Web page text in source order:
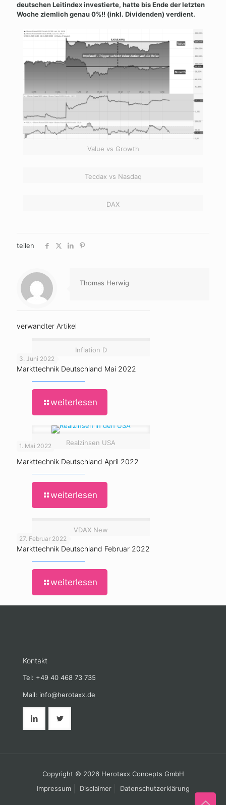
deutschen Leitindex investierte, hatte bis Ende der letzten
Woche ziemlich genau 0%!! (inkl. Dividenden) verdient.
Value vs Growth
Tecdax vs Nasdaq
DAX
teilen
Thomas Herwig
verwandter Artikel
Inflation D
3. Juni 2022
Markttechnik Deutschland Mai 2022
weiterlesen
Realzinsen USA
1. Mai 2022
Markttechnik Deutschland April 2022
weiterlesen
VDAX New
27. Februar 2022
Markttechnik Deutschland Februar 2022
weiterlesen
Kontakt
Tel: +49 40 468 73 735
Mail: info@herotaxx.de
Copyright © 2026 Herotaxx Concepts GmbH
Impressum
Disclaimer Datenschutzerklärung